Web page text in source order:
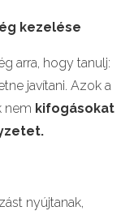
kezelése
arra, hogy tanulj:
javítani. Azok a
nem kifogásokat
nyújtanak,